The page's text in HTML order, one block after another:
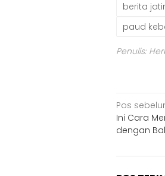
berita
paud
Penulis:
pos
Pos
Ini Cara
dengan